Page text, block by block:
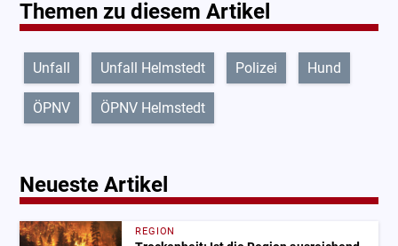
Themen zu diesem Artikel
Unfall Unfall Helmstedt Polizei Hund
ÖPNV ÖPNV Helmstedt
Neueste Artikel
REGION